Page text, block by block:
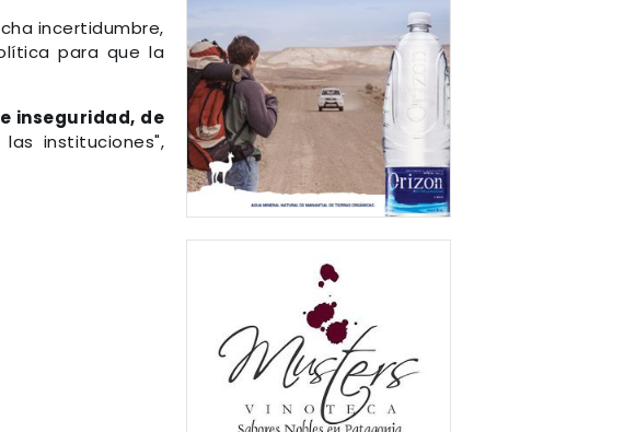
incertidumbre,
para que la
inseguridad, de
instituciones",